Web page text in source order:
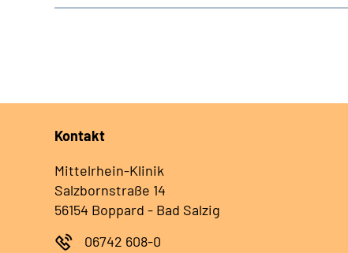
Kontakt
Mittelrhein-Klinik
Salzbornstraße 14
56154 Boppard - Bad Salzig
06742 608-0